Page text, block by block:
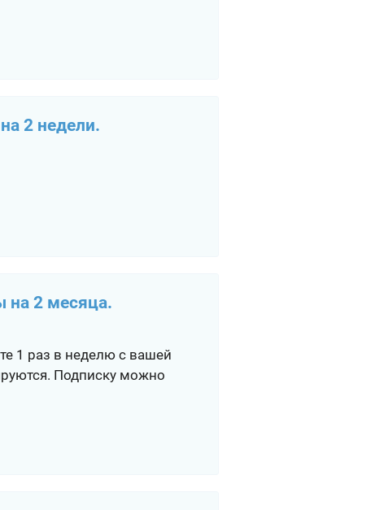
2 недели.
на 2 месяца.
1 раз в неделю с вашей
Подписку можно